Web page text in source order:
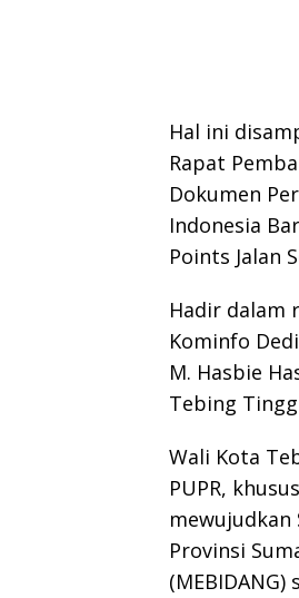
Hal ini
Rapat
Dokumen
Indonesia
Points Jalan
Hadir dalam
Kominfo
M. Hasbie
Tebing
Wali Kota
PUPR,
mewujudkan
Provinsi